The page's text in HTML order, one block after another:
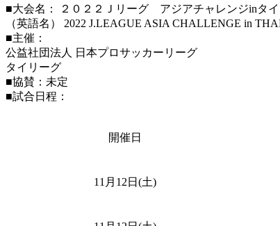
■大会名： ２０２２Ｊリーグ アジアチャレンジinタイ
（英語名） 2022 J.LEAGUE ASIA CHALLENGE in
■主催：
公益社団法人 日本プロサッカーリーグ
タイリーグ
■協賛：未定
■試合日程：
開催日
11月12日(土)